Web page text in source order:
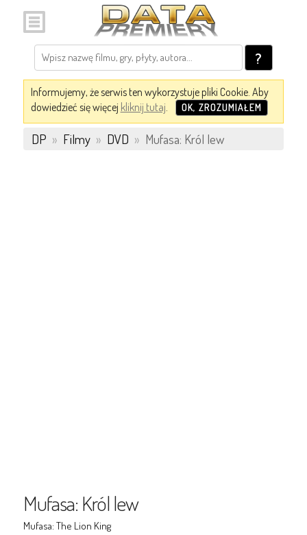
?
Informujemy, że serwis ten wykorzystuje pliki Cookie. Aby
dowiedzieć się więcej kliknij tutaj. OK, ZROZUMIAŁEM
DP » Filmy » DVD » Mufasa: Król lew
Mufasa: Król lew
Mufasa: The Lion King